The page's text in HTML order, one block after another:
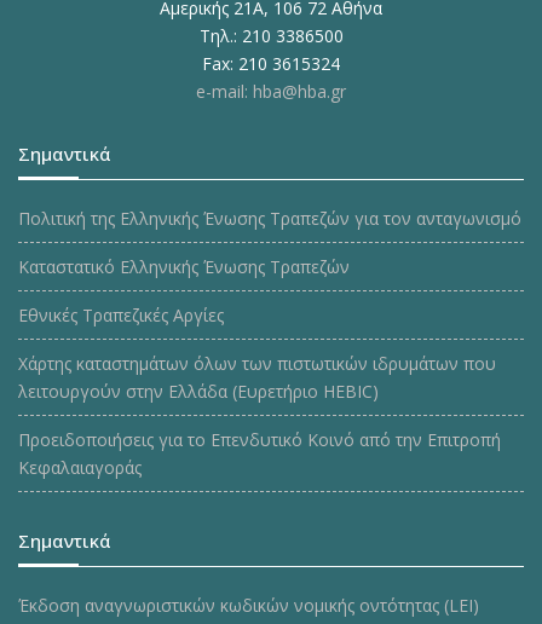
Αμερικής 21Α, 106 72 Αθήνα
Τηλ.: 210 3386500
Fax: 210 3615324
e-mail: hba@hba.gr
Σημαντικά
Πολιτική της Ελληνικής Ένωσης Τραπεζών για τον ανταγωνισμό
Καταστατικό Ελληνικής Ένωσης Τραπεζών
Εθνικές Τραπεζικές Αργίες
Χάρτης καταστημάτων όλων των πιστωτικών ιδρυμάτων που
λειτουργούν στην Ελλάδα (Ευρετήριο HEBIC)
Προειδοποιήσεις για το Επενδυτικό Κοινό από την Επιτροπή
Κεφαλαιαγοράς
Σημαντικά
Έκδοση αναγνωριστικών κωδικών νομικής οντότητας (LEI)